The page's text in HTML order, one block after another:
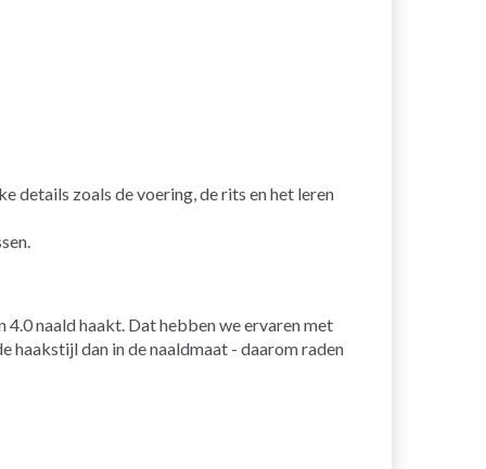
details zoals de voering, de rits en het leren
4.0 naald haakt. Dat hebben we ervaren met
haakstijl dan in de naaldmaat - daarom raden